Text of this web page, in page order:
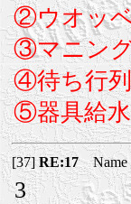
②ウオ
③マニ
④待ち
⑤器具給
[37]RE:17Name
3